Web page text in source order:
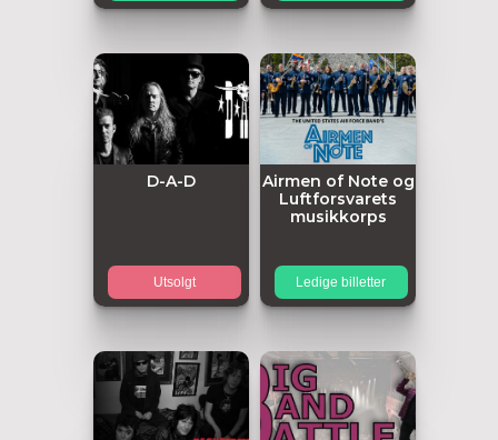
D-A-D
Utsolgt
Airmen of Note og
Luftforsvarets
musikkorps
Ledige billetter